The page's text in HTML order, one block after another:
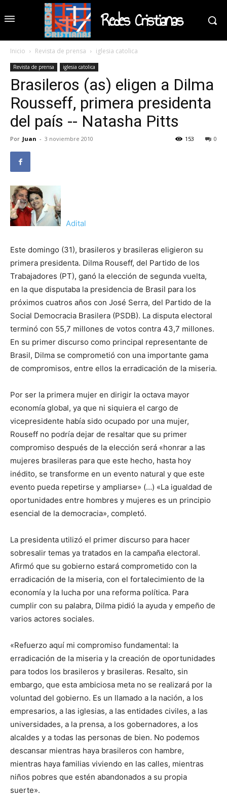
Redes Cristianas
Inicio Revista de prensa iglesia catolica
Revista de prensa iglesia catolica
Brasileros (as) eligen a Dilma
Rousseff, primera presidenta
del país -- Natasha Pitts
Por Juan - 3 noviembre 2010 0
153
Adital
Este domingo (31), brasileros y brasileras eligieron su
primera presidenta. Dilma Rouseff, del Partido de los
Trabajadores (PT), ganó la elección de segunda vuelta,
en la que disputaba la presidencia de Brasil para los
próximos cuatros años con José Serra, del Partido de la
Social Democracia Brasilera (PSDB). La disputa electoral
terminó con 55,7 millones de votos contra 43,7 millones.
En su primer discurso como principal representante de
Brasil, Dilma se comprometió con una importante gama
de compromisos, entre ellos la erradicación de la miseria.
Por ser la primera mujer en dirigir la octava mayor
economía global, ya que ni siquiera el cargo de
vicepresidente había sido ocupado por una mujer,
Rouseff no podría dejar de resaltar que su primer
compromiso después de la elección será «honrar a las
mujeres brasileras para que este hecho, hasta hoy
inédito, se transforme en un evento natural y que este
evento pueda repetirse y ampliarse» (…) «La igualdad de
oportunidades entre hombres y mujeres es un principio
esencial de la democracia», completó.
La presidenta utilizó el primer discurso para hacer
sobresalir temas ya tratados en la campaña electoral.
Afirmó que su gobierno estará comprometido con la
erradicación de la miseria, con el fortalecimiento de la
economía y la lucha por una reforma política. Para
cumplir con su palabra, Dilma pidió la ayuda y empeño de
varios actores sociales.
«Refuerzo aquí mi compromiso fundamental: la
erradicación de la miseria y la creación de oportunidades
para todos los brasileros y brasileras. Resalto, sin
embargo, que esta ambiciosa meta no se realizará por la
voluntad del gobierno. Es un llamado a la nación, a los
empresarios, a las iglesias, a las entidades civiles, a las
universidades, a la prensa, a los gobernadores, a los
alcaldes y a todas las personas de bien. No podemos
descansar mientras haya brasileros con hambre,
mientras haya familias viviendo en las calles, mientras
niños pobres que estén abandonados a su propia
suerte».